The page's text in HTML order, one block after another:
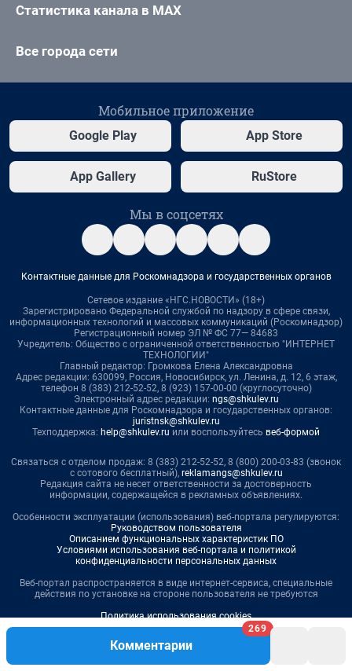
Комментарии
269
Статистика канала в MAX
Все города сети
Мобильное приложение
Google Play App Store
App Gallery RuStore
Мы в соцсетях
Контактные данные для Роскомнадзора и государственных органов
Сетевое издание «НГС.НОВОСТИ» (18+)
Зарегистрировано Федеральной службой по надзору в сфере связи,
информационных технологий и массовых коммуникаций (Роскомнадзор)
Регистрационный номер ЭЛ № ФС 77— 84683
Учредитель: Общество с ограниченной ответственностью "ИНТЕРНЕТ
ТЕХНОЛОГИИ"
Главный редактор: Громкова Елена Александровна
Адрес редакции: 630099, Россия, Новосибирск, ул. Ленина, д. 12, 6 этаж,
телефон 8 (383) 212-52-52, 8 (923) 157-00-00 (круглосуточно)
Электронный адрес редакции: ngs@shkulev.ru
Контактные данные для Роскомнадзора и государственных органов:
juristnsk@shkulev.ru
Техподдержка: help@shkulev.ru или воспользуйтесь веб-формой
Связаться с отделом продаж: 8 (383) 212-52-52, 8 (800) 200-03-83 (звонок
с сотового бесплатный), reklamangs@shkulev.ru
Редакция сайта не несет ответственности за достоверность
информации, содержащейся в рекламных объявлениях.
Особенности эксплуатации (использования) веб-портала регулируются:
Руководством пользователя
Описанием функциональных характеристик ПО
Условиями использования веб-портала и политикой
конфиденциальности персональных данных
Веб-портал распространяется в виде интернет-сервиса, специальные
действия по установке на стороне пользователя не требуются
Политика использования cookies
Рекомендательные системы
Пользовательское соглашение сервиса «Подписка без баннерной